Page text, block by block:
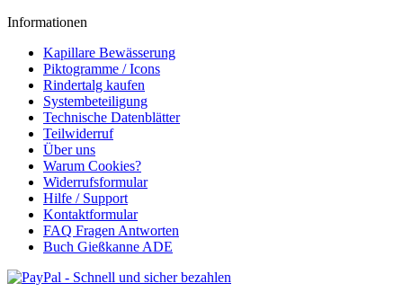
Informationen
Kapillare Bewässerung
Piktogramme / Icons
Rindertalg kaufen
Systembeteiligung
Technische Datenblätter
Teilwiderruf
Über uns
Warum Cookies?
Widerrufsformular
Hilfe / Support
Kontaktformular
FAQ Fragen Antworten
Buch Gießkanne ADE